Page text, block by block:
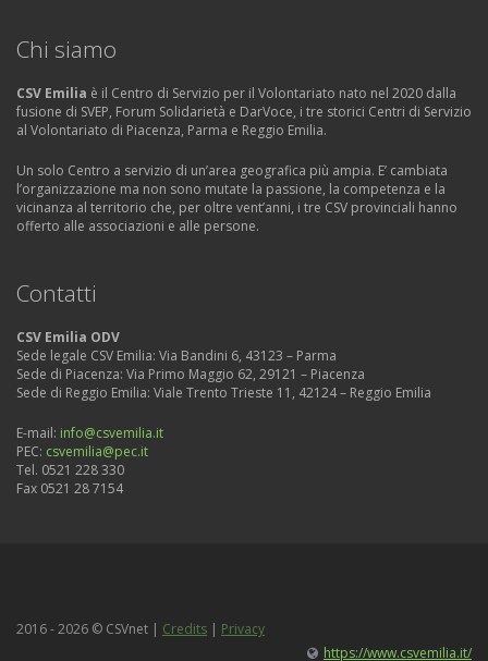
Chi siamo
CSV Emilia è il Centro di Servizio per il Volontariato nato nel 2020 dalla
fusione di SVEP, Forum Solidarietà e DarVoce, i tre storici Centri di Servizio
al Volontariato di Piacenza, Parma e Reggio Emilia.
Un solo Centro a servizio di un’area geografica più ampia. E’ cambiata
l’organizzazione ma non sono mutate la passione, la competenza e la
vicinanza al territorio che, per oltre vent’anni, i tre CSV provinciali hanno
offerto alle associazioni e alle persone.
Contatti
CSV Emilia ODV
Sede legale CSV Emilia: Via Bandini 6, 43123 – Parma
Sede di Piacenza: Via Primo Maggio 62, 29121 – Piacenza
Sede di Reggio Emilia: Viale Trento Trieste 11, 42124 – Reggio Emilia
E-mail: info@csvemilia.it
PEC: csvemilia@pec.it
Tel. 0521 228 330
Fax 0521 28 7154
2016 - 2026 © CSVnet | Credits | Privacy
https://www.csvemilia.it/